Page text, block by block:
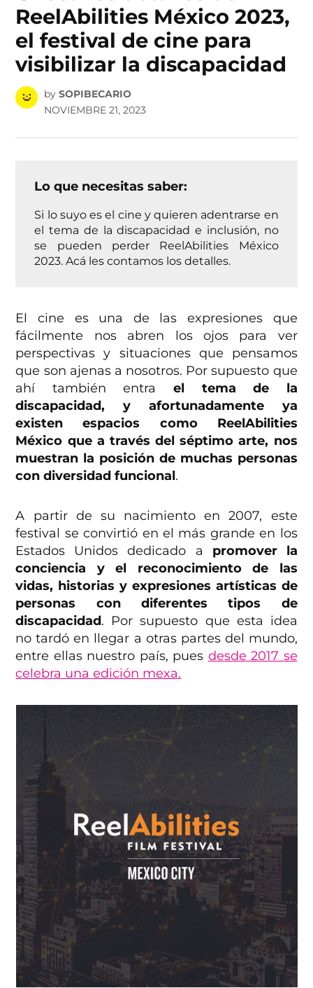
ReelAbilities México 2023,
el festival de cine para
visibilizar la discapacidad
by SOPIBECARIO
NOVIEMBRE 21, 2023
Lo que necesitas saber:
Si lo suyo es el cine y quieren adentrarse en
el tema de la discapacidad e inclusión, no
se pueden perder ReelAbilities México
2023. Acá les contamos los detalles.
El cine es una de las expresiones que
fácilmente nos abren los ojos para ver
perspectivas y situaciones que pensamos
que son ajenas a nosotros. Por supuesto que
ahí también entra el tema de la
discapacidad, y afortunadamente ya
existen espacios como ReelAbilities
México que a través del séptimo arte, nos
muestran la posición de muchas personas
con diversidad funcional.
A partir de su nacimiento en 2007, este
festival se convirtió en el más grande en los
Estados Unidos dedicado a promover la
conciencia y el reconocimiento de las
vidas, historias y expresiones artísticas de
personas con diferentes tipos de
discapacidad. Por supuesto que esta idea
no tardó en llegar a otras partes del mundo,
entre ellas nuestro país, pues desde 2017 se
celebra una edición mexa.